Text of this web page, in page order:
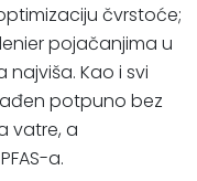
čvrstoće;
pojačanjima u
najviša. Kao i svi
potpuno bez
vatre, a
a.